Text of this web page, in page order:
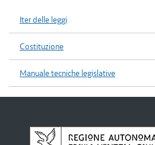
Iter delle leggi
Costituzione
Manuale tecniche legislative